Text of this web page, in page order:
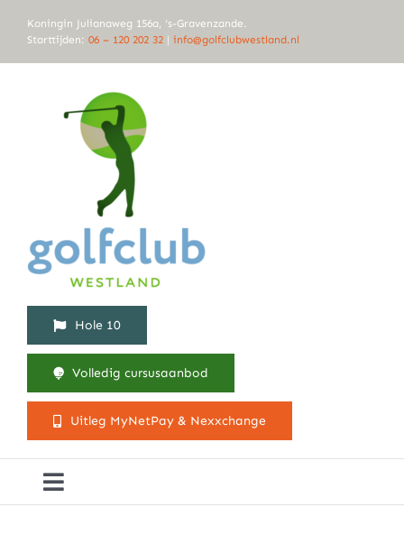
naar
Koningin Julianaweg 156a, ‘s-Gravenzande.
Starttijden: 06 – 120 202 32 | info@golfclubwestland.nl
Hole 10
Volledig cursusaanbod
Uitleg MyNetPay & Nexxchange
Toggle